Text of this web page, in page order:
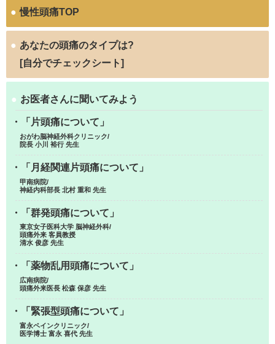
● 慢性頭痛TOP
● あなたの頭痛のタイプは?
[自分でチェックシート]
● お医者さんに聞いてみよう
・「片頭痛について」
おがわ脳神経外科クリニック/
院長 小川 裕行 先生
・「月経関連片頭痛について」
甲南病院/
神経内科部長 北村 重和 先生
・「群発頭痛について」
東京女子医科大学 脳神経外科/
頭痛外来 客員教授
清水 俊彦 先生
・「薬物乱用頭痛について」
広南病院/
頭痛外来医長 松森 保彦 先生
・「緊張型頭痛について」
富永ペインクリニック/
医学博士 富永 喜代 先生